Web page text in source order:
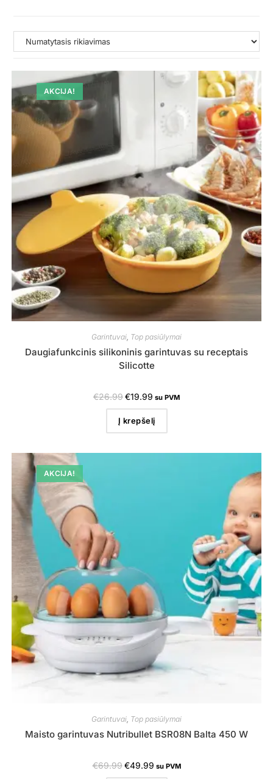
AKCIJA!
Garintuvai Top pasiūlymai
Daugiafunkcinis silikoninis garintuvas su receptais
Silicotte
€26.99€19.99 su PVM
Į krepšelį
AKCIJA!
Garintuvai Top pasiūlymai
Maisto garintuvas Nutribullet BSR08N Balta 450 W
€69.99 €49.99 su PVM